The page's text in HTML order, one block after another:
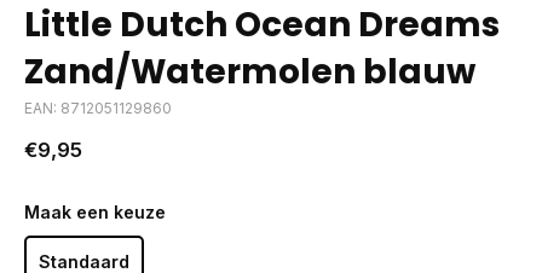
Little Dutch Ocean Dreams
Zand/Watermolen blauw
EAN: 8712051129860
€9,95
Maak een keuze
Standaard